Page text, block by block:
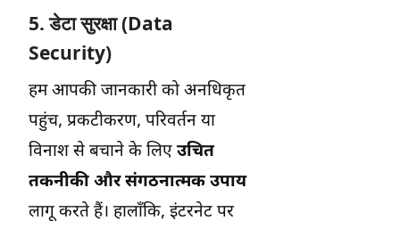
5. डेटा सुरक्षा (Data
Security)
हम आपकी जानकारी को अनधिकृत
पहुंच, प्रकटीकरण, परिवर्तन या
विनाश से बचाने के लिए उचित
तकनीकी और संगठनात्मक उपाय
लागू करते हैं। हालाँकि, इंटरनेट पर